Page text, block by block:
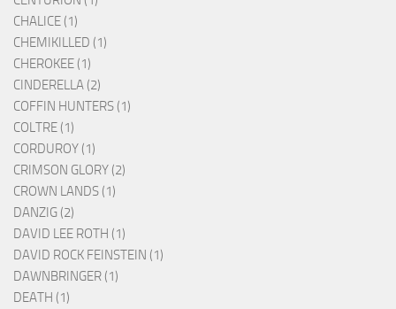
CHALICE (1)
CHEMIKILLED (1)
CHEROKEE (1)
CINDERELLA (2)
COFFIN HUNTERS (1)
COLTRE (1)
CORDUROY (1)
CRIMSON GLORY (2)
CROWN LANDS (1)
DANZIG (2)
DAVID LEE ROTH (1)
DAVID ROCK FEINSTEIN (1)
DAWNBRINGER (1)
DEATH (1)